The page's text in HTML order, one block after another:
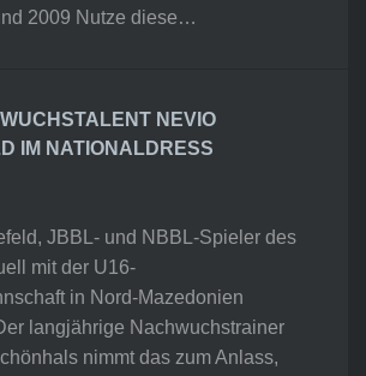
2009 Nutze diese…
NEVIO
IM NATIONALDRESS
JBBL- und NBBL-Spieler des
mit der U16-
in Nord-Mazedonien
langjährige Nachwuchstrainer
nimmt das zum Anlass,